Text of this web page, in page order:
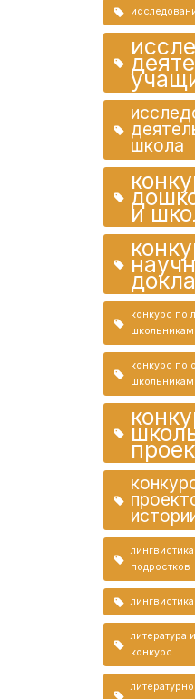
школа
и
конкурс по
школьникам
конкурс по
школьникам
подростков
литература
конкурс